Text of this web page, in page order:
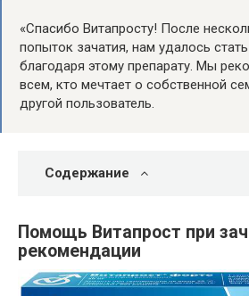
«Спасибо Витапросту! После
попыток зачатия, нам удалось
благодаря этому препарату. Мы
всем, кто мечтает о собственной
другой пользователь.
Содержание
Помощь Витапрост при
рекомендации